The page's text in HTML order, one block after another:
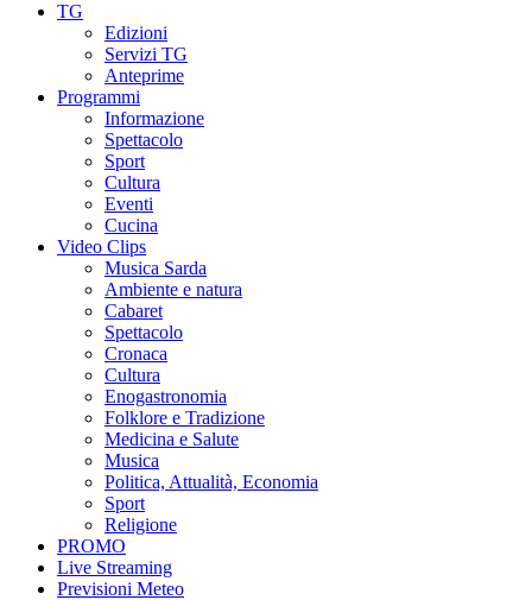
TG
Edizioni
Servizi TG
Anteprime
Programmi
Informazione
Spettacolo
Sport
Cultura
Eventi
Cucina
Video Clips
Musica Sarda
Ambiente e natura
Cabaret
Spettacolo
Cronaca
Cultura
Enogastronomia
Folklore e Tradizione
Medicina e Salute
Musica
Politica, Attualità, Economia
Sport
Religione
PROMO
Live Streaming
Previsioni Meteo